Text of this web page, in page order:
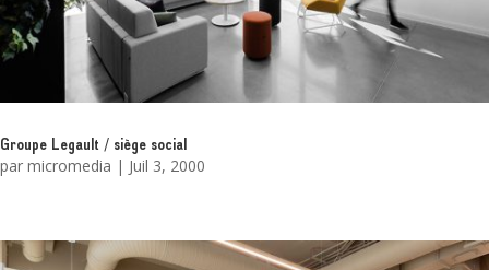
Groupe Legault / siège social
par micromedia | Juil 3, 2000